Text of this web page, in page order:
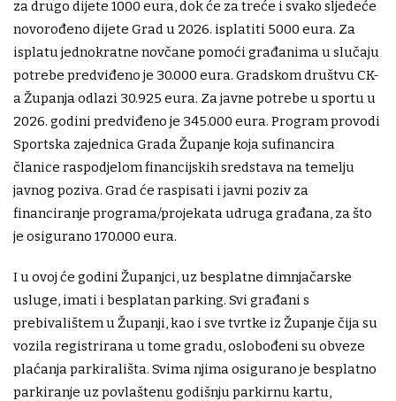
za drugo dijete 1000 eura, dok će za treće i svako sljedeće
novorođeno dijete Grad u 2026. isplatiti 5000 eura. Za
isplatu jednokratne novčane pomoći građanima u slučaju
potrebe predviđeno je 30.000 eura. Gradskom društvu CK-
a Županja odlazi 30.925 eura. Za javne potrebe u sportu u
2026. godini predviđeno je 345.000 eura. Program provodi
Sportska zajednica Grada Županje koja sufinancira
članice raspodjelom financijskih sredstava na temelju
javnog poziva. Grad će raspisati i javni poziv za
financiranje programa/projekata udruga građana, za što
je osigurano 170.000 eura.
I u ovoj će godini Županjci, uz besplatne dimnjačarske
usluge, imati i besplatan parking. Svi građani s
prebivalištem u Županji, kao i sve tvrtke iz Županje čija su
vozila registrirana u tome gradu, oslobođeni su obveze
plaćanja parkirališta. Svima njima osigurano je besplatno
parkiranje uz povlaštenu godišnju parkirnu kartu,